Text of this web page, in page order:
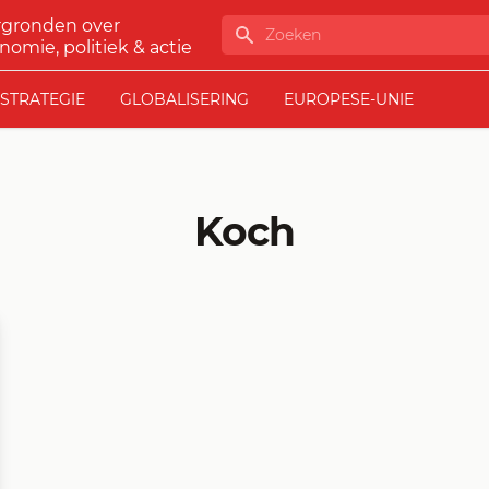
over
politiek & actie
Zoeken
STRATEGIE GLOBALISERING EUROPESE-UNIE
Koch